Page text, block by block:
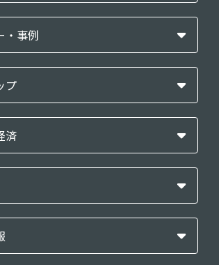
・事例
プ
済